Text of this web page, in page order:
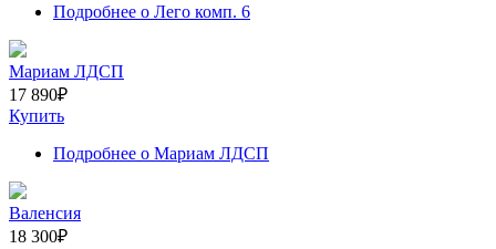
Подробнее о Лего комп. 6
Мариам ЛДСП
17 890₽
Купить
Подробнее о Мариам ЛДСП
Валенсия
18 300₽